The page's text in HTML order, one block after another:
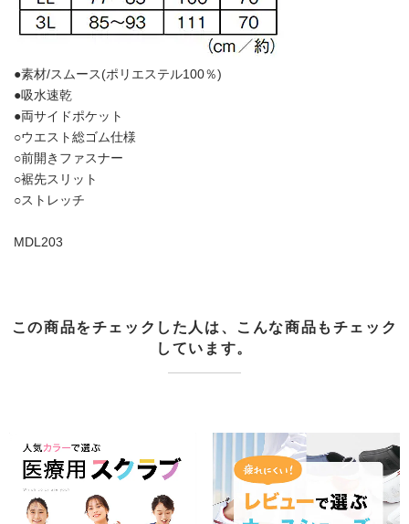
●素材/スムース(ポリエステル100％)
●吸水速乾
●両サイドポケット
○ウエスト総ゴム仕様
○前開きファスナー
○裾先スリット
○ストレッチ
MDL203
この商品をチェックした人は、こんな商品もチェック
しています。